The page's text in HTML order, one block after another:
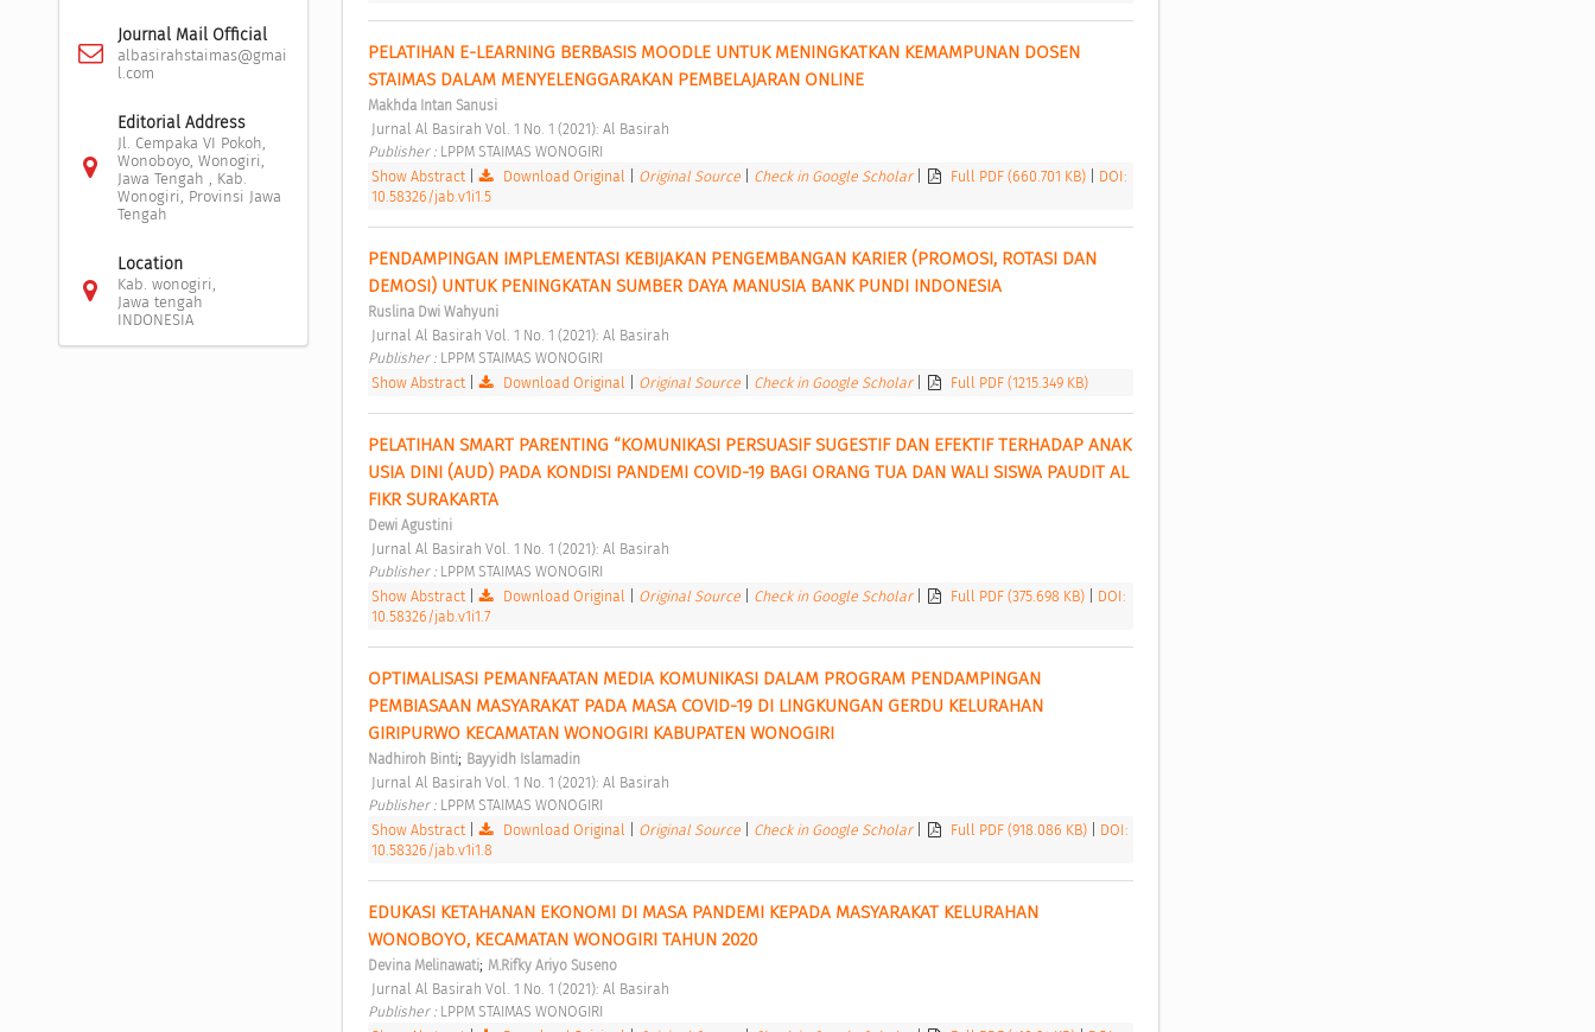
Journal Mail Official
albasirahstaimas@gmai
l.com
Editorial Address
Jl. Cempaka VI Pokoh,
Wonoboyo, Wonogiri,
Jawa Tengah , Kab.
Wonogiri, Provinsi Jawa
Tengah
Location
Kab. wonogiri,
Jawa tengah
INDONESIA
PELATIHAN E-LEARNING BERBASIS MOODLE UNTUK MENINGKATKAN KEMAMPUNAN DOSEN
STAIMAS DALAM MENYELENGGARAKAN PEMBELAJARAN ONLINE
Makhda Intan Sanusi
Jurnal Al Basirah Vol. 1 No. 1 (2021): Al Basirah
Publisher : LPPM STAIMAS WONOGIRI
Show Abstract| Download Original Original Source Check in Google Scholar Full PDF (660.701 KB)
DOI:
10.58326/jab.v1i1.5
PENDAMPINGAN IMPLEMENTASI KEBIJAKAN PENGEMBANGAN KARIER (PROMOSI, ROTASI DAN
DEMOSI) UNTUK PENINGKATAN SUMBER DAYA MANUSIA BANK PUNDI INDONESIA
Ruslina Dwi Wahyuni
Jurnal Al Basirah Vol. 1 No. 1 (2021): Al Basirah
Publisher : LPPM STAIMAS WONOGIRI
Show Abstract| Download Original Original Source Check in Google Scholar Full PDF (1215.349 KB)
PELATIHAN SMART PARENTING “KOMUNIKASI PERSUASIF SUGESTIF DAN EFEKTIF TERHADAP ANAK
USIA DINI (AUD) PADA KONDISI PANDEMI COVID-19 BAGI ORANG TUA DAN WALI SISWA PAUDIT AL
FIKR SURAKARTA
Dewi Agustini
Jurnal Al Basirah Vol. 1 No. 1 (2021): Al Basirah
Publisher : LPPM STAIMAS WONOGIRI
Show Abstract| Download Original Original Source Check in Google Scholar Full PDF (375.698 KB)
DOI:
10.58326/jab.v1i1.7
OPTIMALISASI PEMANFAATAN MEDIA KOMUNIKASI DALAM PROGRAM PENDAMPINGAN
PEMBIASAAN MASYARAKAT PADA MASA COVID-19 DI LINGKUNGAN GERDU KELURAHAN
GIRIPURWO KECAMATAN WONOGIRI KABUPATEN WONOGIRI
Nadhiroh Binti; Bayyidh Islamadin
Jurnal Al Basirah Vol. 1 No. 1 (2021): Al Basirah
Publisher : LPPM STAIMAS WONOGIRI
Show Abstract| Download Original Original Source Check in Google Scholar Full PDF (918.086 KB)
DOI:
10.58326/jab.v1i1.8
EDUKASI KETAHANAN EKONOMI DI MASA PANDEMI KEPADA MASYARAKAT KELURAHAN
WONOBOYO, KECAMATAN WONOGIRI TAHUN 2020
Devina Melinawati; M.Rifky Ariyo Suseno
Jurnal Al Basirah Vol. 1 No. 1 (2021): Al Basirah
Publisher : LPPM STAIMAS WONOGIRI